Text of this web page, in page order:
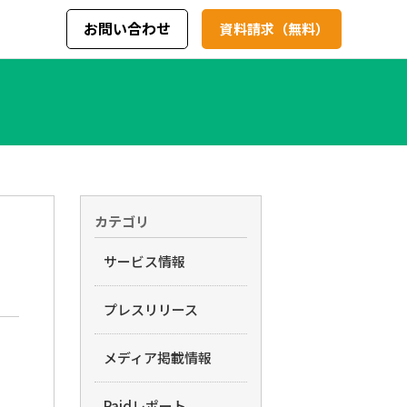
お問い合わせ 資料請求（無料）
カテゴリ
サービス情報
プレスリリース
メディア掲載情報